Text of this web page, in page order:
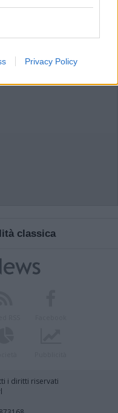
Privacy Policy
classica
i diritti riservati